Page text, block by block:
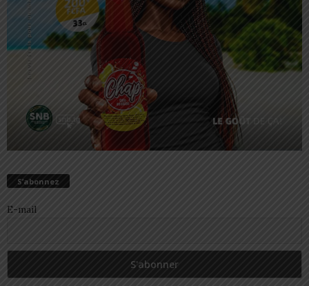
S’abonnez
E-mail